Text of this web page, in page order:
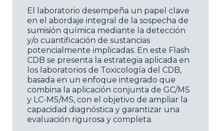
El laboratorio desempeña un papel clave
en el abordaje integral de la sospecha de
sumisión química mediante la detección
y/o cuantificación de sustancias
potencialmente implicadas. En este Flash
CDB se presenta la estrategia aplicada en
los laboratorios de Toxicología del CDB,
basada en un enfoque integrado que
combina la aplicación conjunta de GC/MS
y LC-MS/MS, con el objetivo de ampliar la
capacidad diagnóstica y garantizar una
evaluación rigurosa y completa.